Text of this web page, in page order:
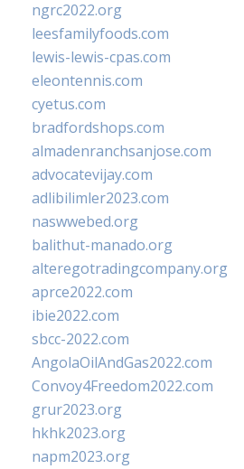
ngrc2022.org
leesfamilyfoods.com
lewis-lewis-cpas.com
eleontennis.com
cyetus.com
bradfordshops.com
almadenranchsanjose.com
advocatevijay.com
adlibilimler2023.com
naswwebed.org
balithut-manado.org
alteregotradingcompany.org
aprce2022.com
ibie2022.com
sbcc-2022.com
AngolaOilAndGas2022.com
Convoy4Freedom2022.com
grur2023.org
hkhk2023.org
napm2023.org